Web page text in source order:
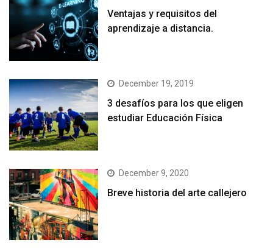
Ventajas y requisitos del
aprendizaje a distancia.
December 19, 2019
3 desafíos para los que eligen
estudiar Educación Física
December 9, 2020
Breve historia del arte callejero